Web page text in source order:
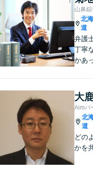
山鼻
北海
道
弁護
丁寧
かあ
大事
事事
大
Aimパ
北
道
どの
かを